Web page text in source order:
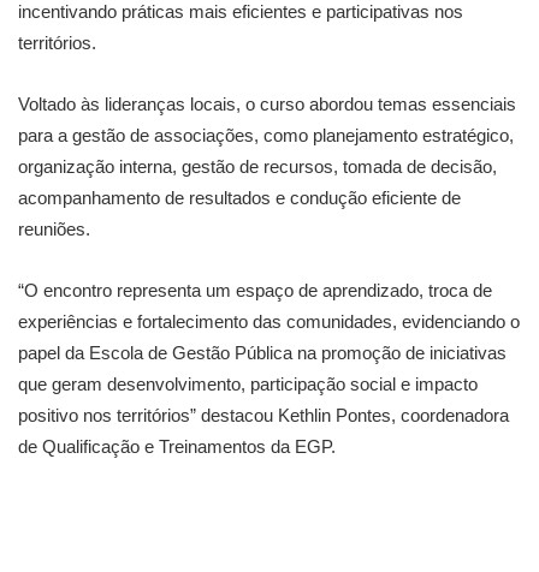
incentivando práticas mais eficientes e participativas nos
territórios.
Voltado às lideranças locais, o curso abordou temas essenciais
para a gestão de associações, como planejamento estratégico,
organização interna, gestão de recursos, tomada de decisão,
acompanhamento de resultados e condução eficiente de
reuniões.
“O encontro representa um espaço de aprendizado, troca de
experiências e fortalecimento das comunidades, evidenciando o
papel da Escola de Gestão Pública na promoção de iniciativas
que geram desenvolvimento, participação social e impacto
positivo nos territórios” destacou Kethlin Pontes, coordenadora
de Qualificação e Treinamentos da EGP.